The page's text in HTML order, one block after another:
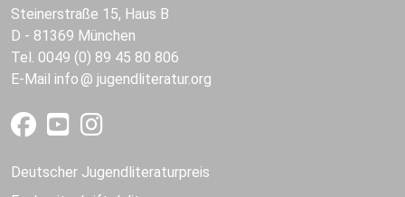
Steinerstraße 15, Haus B
D - 81369 München
Tel. 0049 (0) 89 45 80 806
E-Mail info jugendliteratur.org
Deutscher Jugendliteraturpreis